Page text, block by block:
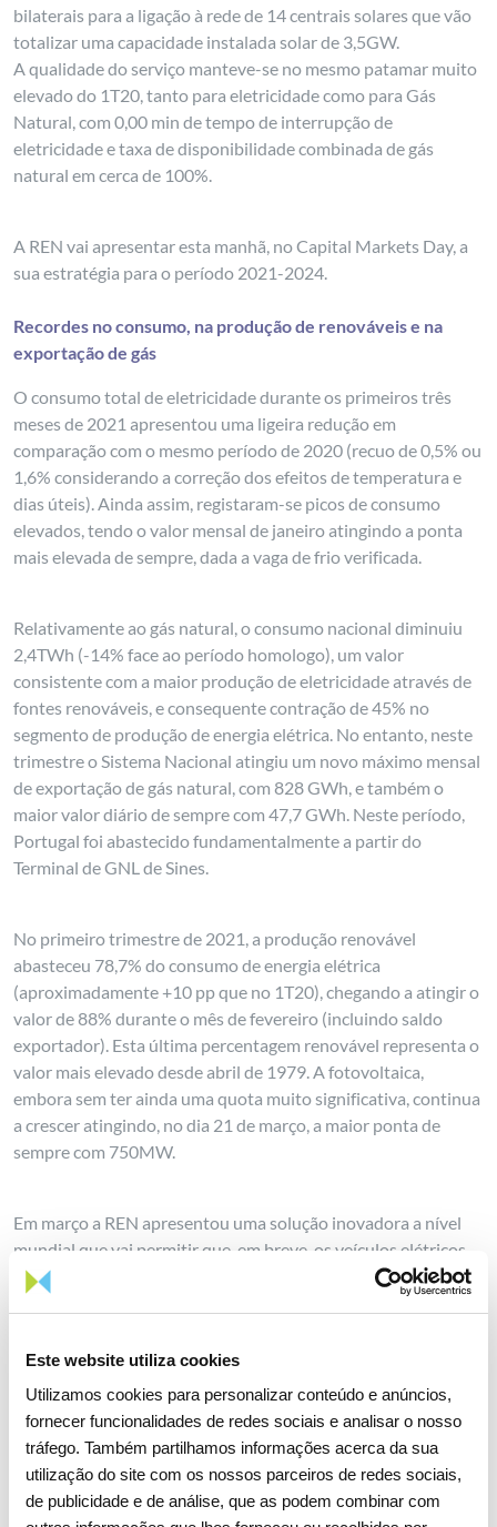
Este website utiliza cookies
Utilizamos cookies para personalizar conteúdo e anúncios,
fornecer funcionalidades de redes sociais e analisar o nosso
tráfego. Também partilhamos informações acerca da sua
utilização do site com os nossos parceiros de redes sociais,
de publicidade e de análise, que as podem combinar com
bilaterais para a ligação à rede de 14 centrais solares que vão
totalizar uma capacidade instalada solar de 3,5GW.
A qualidade do serviço manteve-se no mesmo patamar muito
elevado do 1T20, tanto para eletricidade como para Gás
Natural, com 0,00 min de tempo de interrupção de
eletricidade e taxa de disponibilidade combinada de gás
natural em cerca de 100%.
A REN vai apresentar esta manhã, no Capital Markets Day, a
sua estratégia para o período 2021-2024.
Recordes no consumo, na produção de renováveis e na
exportação de gás
O consumo total de eletricidade durante os primeiros três
meses de 2021 apresentou uma ligeira redução em
comparação com o mesmo período de 2020 (recuo de 0,5% ou
1,6% considerando a correção dos efeitos de temperatura e
dias úteis). Ainda assim, registaram-se picos de consumo
elevados, tendo o valor mensal de janeiro atingindo a ponta
mais elevada de sempre, dada a vaga de frio verificada.
Relativamente ao gás natural, o consumo nacional diminuiu
2,4TWh (-14% face ao período homologo), um valor
consistente com a maior produção de eletricidade através de
fontes renováveis, e consequente contração de 45% no
segmento de produção de energia elétrica. No entanto, neste
trimestre o Sistema Nacional atingiu um novo máximo mensal
de exportação de gás natural, com 828 GWh, e também o
maior valor diário de sempre com 47,7 GWh. Neste período,
Portugal foi abastecido fundamentalmente a partir do
Terminal de GNL de Sines.
No primeiro trimestre de 2021, a produção renovável
abasteceu 78,7% do consumo de energia elétrica
(aproximadamente +10 pp que no 1T20), chegando a atingir o
valor de 88% durante o mês de fevereiro (incluindo saldo
exportador). Esta última percentagem renovável representa o
valor mais elevado desde abril de 1979. A fotovoltaica,
embora sem ter ainda uma quota muito significativa, continua
a crescer atingindo, no dia 21 de março, a maior ponta de
sempre com 750MW.
Em março a REN apresentou uma solução inovadora a nível
mundial que vai permitir que, em breve, os veículos elétricos
possam ser carregados através das Redes de Transporte de
eletricidade Muito Alta Tensão (MAT). Desenvolvido pela
eficaz em termos de custos e tempo de carregamento, em
Neste trimestre a REN tornou-se no mais recente membro da
o setor do hidrogénio e de Fuel Cell, e do qual fazem parte
mais de 150 empresas entre as quais os principais TSOs.